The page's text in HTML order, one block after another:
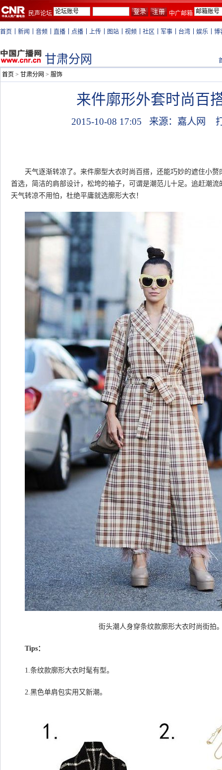
民声论坛 中广邮箱
首页 新闻 音频 直播 点播 上传 图站 视频 社区 军事 台湾 娱乐 博
甘肃分网
首页 > 甘肃分网 > 服饰
来件廓形外套时尚百
2015-10-08 17:05 来源：嘉人网
天气逐渐转凉了。来件廓型大衣时尚百搭，还能巧妙的遮住小赘
首选，简洁的肩部设计，松垮的袖子，可谓是潮范儿十足。追赶潮
天气转凉不用怕，杜绝平庸就选廓形大衣！
街头潮人身穿条纹款廓形大衣时尚街拍
Tips：
1.条纹款廓形大衣时髦有型。
2.黑色单肩包实用又新潮。